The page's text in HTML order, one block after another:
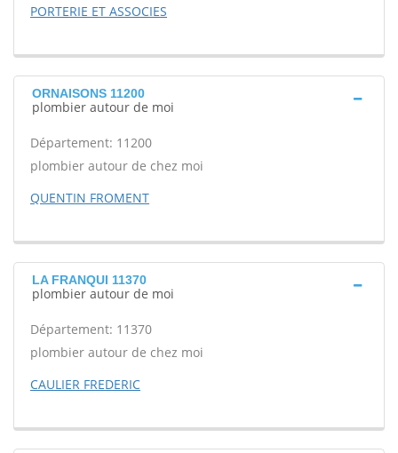
PORTERIE ET ASSOCIES
ORNAISONS 11200
plombier autour de moi
Département: 11200
plombier autour de chez moi
QUENTIN FROMENT
LA FRANQUI 11370
plombier autour de moi
Département: 11370
plombier autour de chez moi
CAULIER FREDERIC